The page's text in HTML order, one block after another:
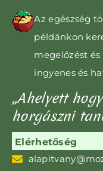
Az egészség
példánkon
megelőzést
ingyenes és
„Ahelyett
horgászni
Elérhetőség